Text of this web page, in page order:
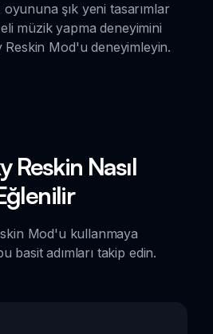
şık yeni tasarımlar
müzik yapma deneyimini
Mod'u deneyimleyin.
Reskin Nasıl
Mod'u kullanmaya
basit adımları takip edin.